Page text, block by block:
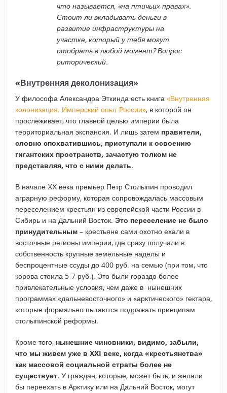
что называется, «на птичьих правах».
Стоит ли вкладывать деньги в
развитие инфраструктуры на
участке, который у тебя могут
отобрать в любой момент? Вопрос
риторический.
«Внутренняя деколонизация»
У философа Александра Эткинда есть книга «Внутренняя
колонизация. Имперский опыт России», в которой он
прослеживает, что главной целью империи была
территориальная экспансия. И лишь затем правители,
словно спохватившись, приступали к освоению
гигантских пространств, зачастую толком не
представляя, что с ними делать.
В начале ХХ века премьер Петр Столыпин проводил
аграрную реформу, которая сопровождалась массовым
переселением крестьян из европейской части России в
Сибирь и на Дальний Восток. Это переселение не было
принудительным– крестьяне сами охотно ехали в
восточные регионы империи, где сразу получали в
собственность крупные земельные наделы и
беспроцентные ссуды до 400 руб. на семью (при том, что
корова стоила 5-7 руб.). Это были гораздо более
привлекательные условия, чем даже в нынешних
программах «дальневосточного» и «арктического» гектара,
которые формально пытаются подражать принципам
столыпинской реформы.
Кроме того, нынешние чиновники, видимо, забыли,
что мы живем уже в XXI веке, когда «крестьянства»
как массовой социальной страты более не
существует. У граждан, которые, может быть, и желали
бы переехать в Арктику или на Дальний Восток, могут